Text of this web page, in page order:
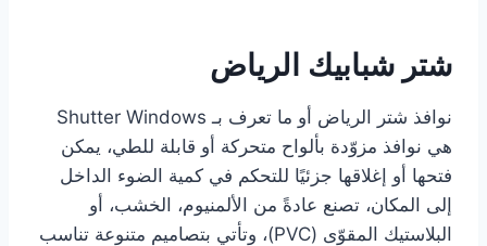
شتر شبابيك الرياض
نوافذ شتر الرياض أو ما تعرف بـ Shutter Windows
هي نوافذ مزوّدة بألواح متحركة أو قابلة للطي، يمكن
فتحها أو إغلاقها جزئيًا للتحكم في كمية الضوء الداخل
إلى المكان، تصنع عادةً من الألمنيوم، الخشب، أو
البلاستيك المقوّى (PVC)، وتأتي بتصاميم متنوعة تناسب